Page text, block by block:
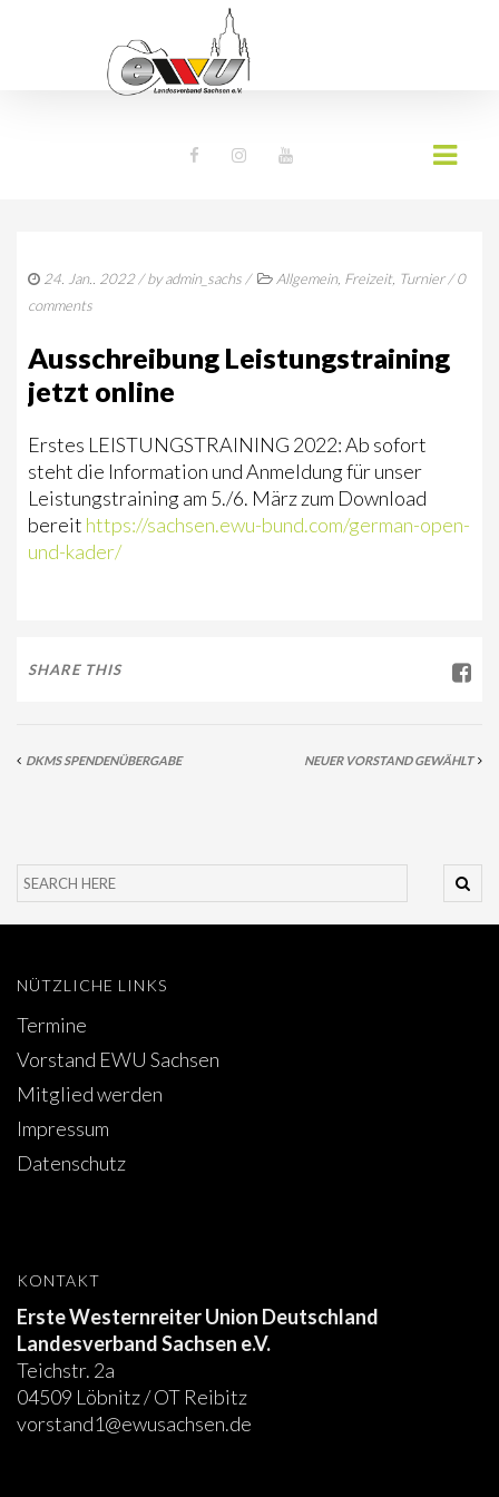
NEWS
TERMINE
WESTERNREITER ONLINE
DOWNLOADS
EWU SACHSEN
VORSTAND
ANDERE LANDESVERBÄNDE
SATZUNG/RECHTSORDNUNG
LANDESMEISTERSCHAFT
CUP UND TROPHY
JUNGPFERDEPROGRAMM
JUGEND
VERANSTALTUNGEN
BREITENSPORT
CHARITY SONDERPRÜFUNG
Ü50 – ANGEBOTE
24. Jan.. 2022/ byadmin_sachs / Allgemein, Freizeit Turnier/0
comments
Ausschreibung Leistungstraining
jetzt online
Erstes LEISTUNGSTRAINING 2022: Ab sofort
steht die Information und Anmeldung für unser
Leistungstraining am 5./6. März zum Download
bereit https://sachsen.ewu-bund.com/german-open-
und-kader/
SHARE THIS
DKMS SPENDENÜBERGABE NEUER VORSTAND GEWÄHLT
NÜTZLICHE LINKS
Termine
Vorstand EWU Sachsen
Mitglied werden
Impressum
Datenschutz
KONTAKT
Erste Westernreiter Union Deutschland
Landesverband Sachsen e.V.
Teichstr. 2a
04509 Löbnitz / OT Reibitz
vorstand1@ewusachsen.de